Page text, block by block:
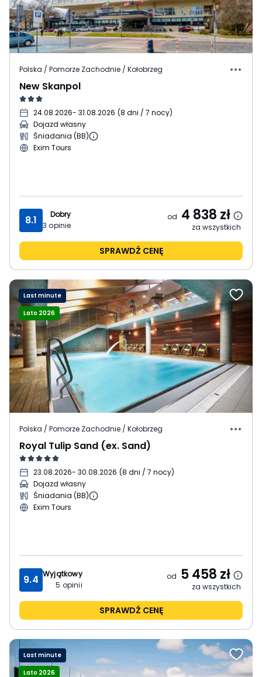
Polska / Pomorze Zachodnie / Kołobrzeg
New Skanpol
24.08.2026- 31.08.2026 (8 dni / 7 nocy)
Dojazd własny
Śniadania (BB)
Exim Tours
8.1
Dobry
3 opinie
od 4 838 zł
za wszystkich
SPRAWDŹ CENĘ
Last minute
Lato 2026
Polska / Pomorze Zachodnie / Kołobrzeg
Royal Tulip Sand (ex. Sand)
23.08.2026- 30.08.2026 (8 dni / 7 nocy)
Dojazd własny
Śniadania (BB)
Exim Tours
9.4 Wyjątkowy
5 opinii
od 5 458 zł
za wszystkich
SPRAWDŹ CENĘ
Last minute
Lato 2026